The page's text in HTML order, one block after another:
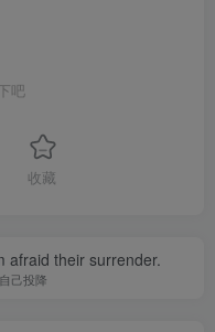
吧
收藏
afraid their surrender.
己投降